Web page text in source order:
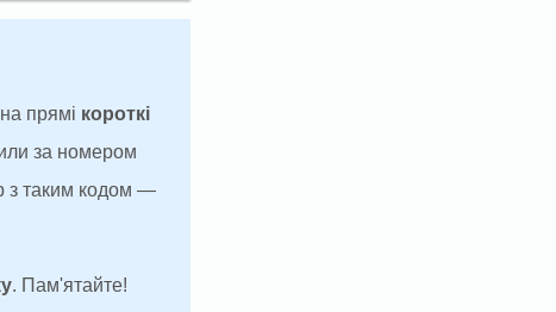
прямі короткі
за номером
з таким кодом —
. Пам'ятайте!